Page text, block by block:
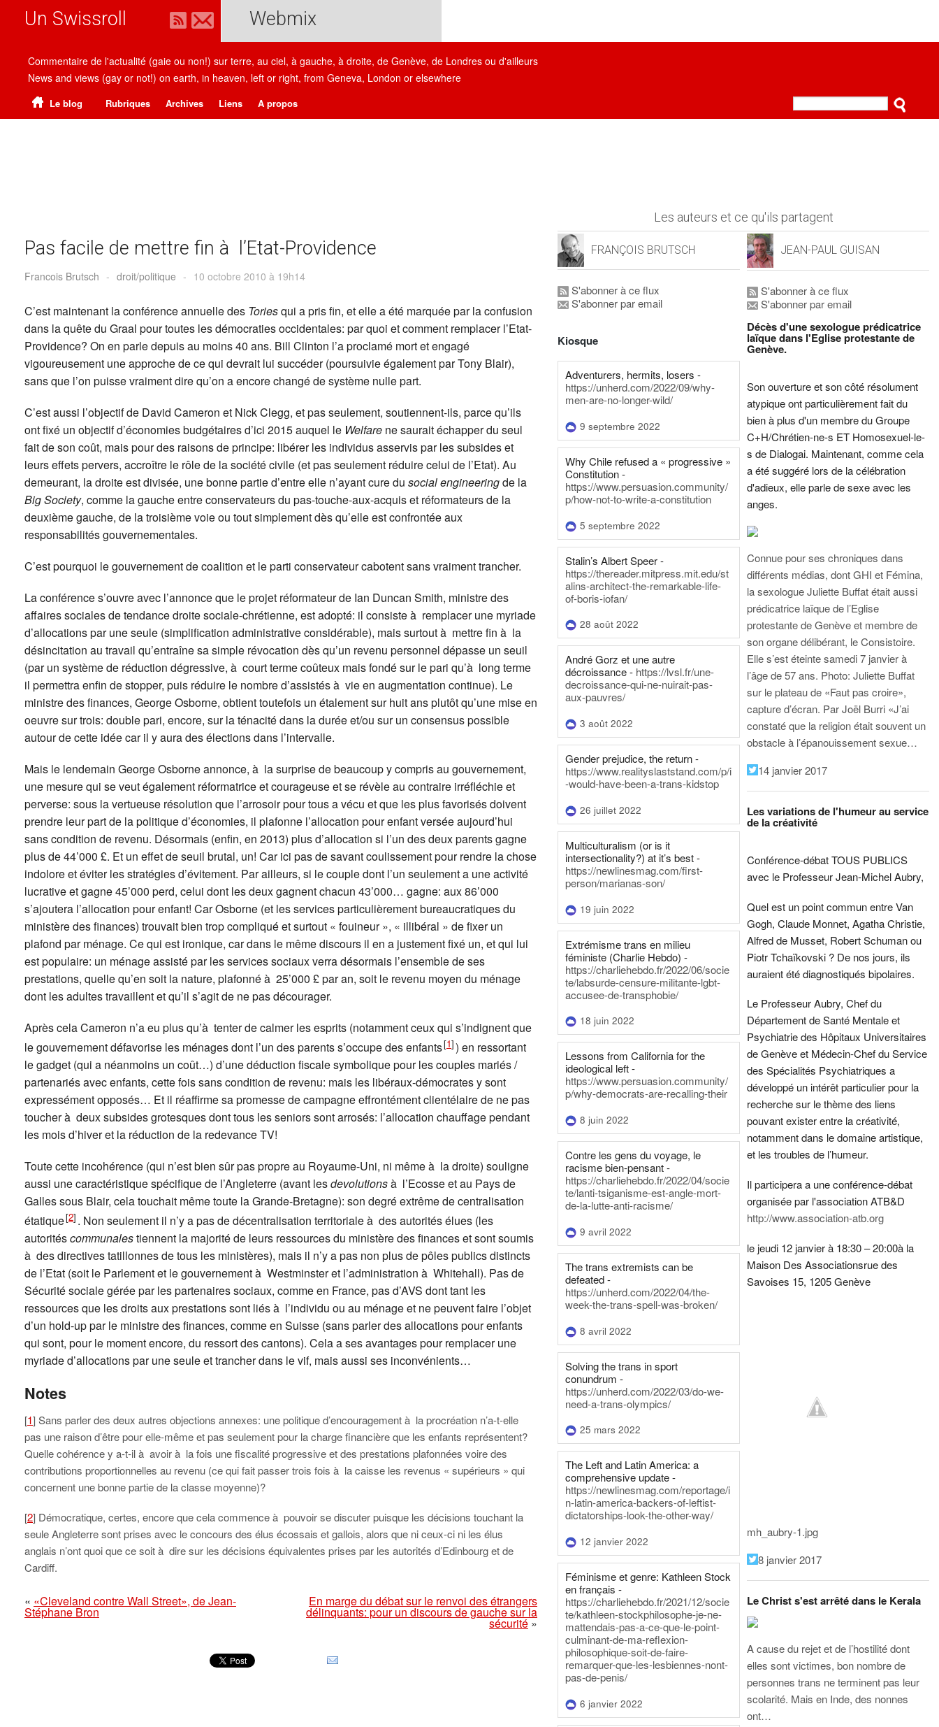
Un Swissroll Webmix
Commentaire de l'actualité (gaie ou non!) sur terre, au ciel, à gauche, à droite, de Genève, de Londres ou d'ailleurs
News and views (gay or not!) on earth, in heaven, left or right, from Geneva, London or elsewhere
Le blog Rubriques Archives Liens A propos
Pas facile de mettre fin à l’Etat-Providence
Francois Brutsch - droit/politique - 10 octobre 2010 à 19h14
C’est maintenant la conférence annuelle des Toriesqui a pris fin, et elle a été marquée par la confusion
dans la quête du Graal pour toutes les démocraties occidentales: par quoi et comment remplacer l’Etat-
Providence? On en parle depuis au moins 40 ans. Bill Clinton l’a proclamé mort et engagé
vigoureusement une approche de ce qui devrait lui succéder (poursuivie également par Tony Blair),
sans que l’on puisse vraiment dire qu’on a encore changé de système nulle part.
C’est aussi l’objectif de David Cameron et Nick Clegg, et pas seulement, soutiennent-ils, parce qu’ils
ont fixé un objectif d’économies budgétaires d’ici 2015 auquel le Welfare ne saurait échapper du seul
fait de son coût, mais pour des raisons de principe: libérer les individus asservis par les subsides et
leurs effets pervers, accroître le rôle de la société civile (et pas seulement réduire celui de l’Etat). Au
demeurant, la droite est divisée, une bonne partie d’entre elle n’ayant cure du social engineeringde la
Big Society, comme la gauche entre conservateurs du pas-touche-aux-acquis et réformateurs de la
deuxième gauche, de la troisième voie ou tout simplement dès qu’elle est confrontée aux
responsabilités gouvernementales.
C’est pourquoi le gouvernement de coalition et le parti conservateur cabotent sans vraiment trancher.
La conférence s’ouvre avec l’annonce que le projet réformateur de Ian Duncan Smith, ministre des
affaires sociales de tendance droite sociale-chrétienne, est adopté: il consiste à remplacer une myriade
d’allocations par une seule (simplification administrative considérable), mais surtout à mettre fin à la
désincitation au travail qu’entraîne sa simple révocation dès qu’un revenu personnel dépasse un seuil
(par un système de réduction dégressive, à court terme coûteux mais fondé sur le pari qu’à long terme
il permettra enfin de stopper, puis réduire le nombre d’assistés à vie en augmentation continue). Le
ministre des finances, George Osborne, obtient toutefois un étalement sur huit ans plutôt qu’une mise en
oeuvre sur trois: double pari, encore, sur la ténacité dans la durée et/ou sur un consensus possible
autour de cette idée car il y aura des élections dans l’intervalle.
Mais le lendemain George Osborne annonce, à la surprise de beaucoup y compris au gouvernement,
une mesure qui se veut également réformatrice et courageuse et se révèle au contraire irréfléchie et
perverse: sous la vertueuse résolution que l’arrosoir pour tous a vécu et que les plus favorisés doivent
prendre leur part de la politique d’économies, il plafonne l’allocation pour enfant versée aujourd’hui
sans condition de revenu. Désormais (enfin, en 2013) plus d’allocation si l’un des deux parents gagne
plus de 44’000 £. Et un effet de seuil brutal, un! Car ici pas de savant coulissement pour rendre la chose
indolore et éviter les stratégies d’évitement. Par ailleurs, si le couple dont l’un seulement a une activité
lucrative et gagne 45’000 perd, celui dont les deux gagnent chacun 43’000… gagne: aux 86’000
s’ajoutera l’allocation pour enfant! Car Osborne (et les services particulièrement bureaucratiques du
ministère des finances) trouvait bien trop compliqué et surtout « fouineur », « illibéral » de fixer un
plafond par ménage. Ce qui est ironique, car dans le même discours il en a justement fixé un, et qui lui
est populaire: un ménage assisté par les services sociaux verra désormais l’ensemble de ses
prestations, quelle qu’en soit la nature, plafonné à 25’000 £ par an, soit le revenu moyen du ménage
dont les adultes travaillent et qu’il s’agit de ne pas décourager.
Après cela Cameron n’a eu plus qu’à tenter de calmer les esprits (notamment ceux qui s’indignent que
le gouvernement défavorise les ménages dont l’un des parents s’occupe des enfants[1]) en ressortant
le gadget (qui a néanmoins un coût…) d’une déduction fiscale symbolique pour les couples mariés /
partenariés avec enfants, cette fois sans condition de revenu: mais les libéraux-démocrates y sont
expressément opposés… Et il réaffirme sa promesse de campagne effrontément clientélaire de ne pas
toucher à deux subsides grotesques dont tous les seniors sont arrosés: l’allocation chauffage pendant
les mois d’hiver et la réduction de la redevance TV!
Toute cette incohérence (qui n’est bien sûr pas propre au Royaume-Uni, ni même à la droite) souligne
aussi une caractéristique spécifique de l’Angleterre (avant lesdevolutionsà l’Ecosse et au Pays de
Galles sous Blair, cela touchait même toute la Grande-Bretagne): son degré extrême de centralisation
étatique[2] . Non seulement il n’y a pas de décentralisation territoriale à des autorités élues (les
autoritéscommunalestiennent la majorité de leurs ressources du ministère des finances et sont soumis
à des directives tatillonnes de tous les ministères), mais il n’y a pas non plus de pôles publics distincts
de l’Etat (soit le Parlement et le gouvernement à Westminster et l’administration à Whitehall). Pas de
Sécurité sociale gérée par les partenaires sociaux, comme en France, pas d’AVS dont tant les
ressources que les droits aux prestations sont liés à l’individu ou au ménage et ne peuvent faire l’objet
d’un hold-up par le ministre des finances, comme en Suisse (sans parler des allocations pour enfants
qui sont, pour le moment encore, du ressort des cantons). Cela a ses avantages pour remplacer une
myriade d’allocations par une seule et trancher dans le vif, mais aussi ses inconvénients…
Notes
[1] Sans parler des deux autres objections annexes: une politique d’encouragement à la procréation n’a-t-elle
pas une raison d’être pour elle-même et pas seulement pour la charge financière que les enfants représentent?
Quelle cohérence y a-t-il à avoir à la fois une fiscalité progressive et des prestations plafonnées voire des
contributions proportionnelles au revenu (ce qui fait passer trois fois à la caisse les revenus « supérieurs » qui
concernent une bonne partie de la classe moyenne)?
[2] Démocratique, certes, encore que cela commence à pouvoir se discuter puisque les décisions touchant la
seule Angleterre sont prises avec le concours des élus écossais et gallois, alors que ni ceux-ci ni les élus
anglais n’ont quoi que ce soit à dire sur les décisions équivalentes prises par les autorités d’Edinbourg et de
Cardiff.
« «Cleveland contre Wall Street», de Jean-
Stéphane Bron
En marge du débat sur le renvoi des étrangers
délinquants: pour un discours de gauche sur la
sécurité»
Les auteurs et ce qu'ils partagent
FRANÇOIS BRUTSCH
S'abonner à ce flux
S'abonner par email
Kiosque
Adventurers, hermits, losers -
https://unherd.com/2022/09/why-
men-are-no-longer-wild/
9 septembre 2022
Why Chile refused a « progressive »
Constitution -
https://www.persuasion.community/
p/how-not-to-write-a-constitution
5 septembre 2022
Stalin’s Albert Speer -
https://thereader.mitpress.mit.edu/st
alins-architect-the-remarkable-life-
of-boris-iofan/
28 août 2022
André Gorz et une autre
décroissance - https://lvsl.fr/une-
decroissance-qui-ne-nuirait-pas-
aux-pauvres/
3 août 2022
Gender prejudice, the return -
https://www.realityslaststand.com/p/i
-would-have-been-a-trans-kidstop
26 juillet 2022
Multiculturalism (or is it
intersectionality?) at it’s best -
https://newlinesmag.com/first-
person/marianas-son/
19 juin 2022
Extrémisme trans en milieu
féministe (Charlie Hebdo) -
https://charliehebdo.fr/2022/06/socie
te/labsurde-censure-militante-lgbt-
accusee-de-transphobie/
18 juin 2022
Lessons from California for the
ideological left -
https://www.persuasion.community/
p/why-democrats-are-recalling-their
8 juin 2022
Contre les gens du voyage, le
racisme bien-pensant -
https://charliehebdo.fr/2022/04/socie
te/lanti-tsiganisme-est-angle-mort-
de-la-lutte-anti-racisme/
9 avril 2022
The trans extremists can be
defeated -
https://unherd.com/2022/04/the-
week-the-trans-spell-was-broken/
8 avril 2022
Solving the trans in sport
conundrum -
https://unherd.com/2022/03/do-we-
need-a-trans-olympics/
25 mars 2022
The Left and Latin America: a
comprehensive update -
https://newlinesmag.com/reportage/i
n-latin-america-backers-of-leftist-
dictatorships-look-the-other-way/
12 janvier 2022
Féminisme et genre: Kathleen Stock
en français -
https://charliehebdo.fr/2021/12/socie
te/kathleen-stockphilosophe-je-ne-
mattendais-pas-a-ce-que-le-point-
culminant-de-ma-reflexion-
philosophique-soit-de-faire-
remarquer-que-les-lesbiennes-nont-
pas-de-penis/
6 janvier 2022
JEAN-PAUL GUISAN
S'abonner à ce flux
S'abonner par email
Décès d'une sexologue prédicatrice
laïque dans l'Eglise protestante de
Genève.
Son ouverture et son côté résolument
atypique ont particulièrement fait du
bien à plus d'un membre du Groupe
C+H/Chrétien-ne-s ET Homosexuel-le-
s de Dialogai. Maintenant, comme cela
a été suggéré lors de la célébration
d'adieux, elle parle de sexe avec les
anges.
Connue pour ses chroniques dans
différents médias, dont GHI et Fémina,
la sexologue Juliette Buffat était aussi
prédicatrice laïque de l’Eglise
protestante de Genève et membre de
son organe délibérant, le Consistoire.
Elle s’est éteinte samedi 7 janvier à
l’âge de 57 ans. Photo: Juliette Buffat
sur le plateau de «Faut pas croire»,
capture d’écran. Par Joël Burri «J’ai
constaté que la religion était souvent un
obstacle à l’épanouissement sexue…
14 janvier 2017
Les variations de l'humeur au service
de la créativité
Conférence-débat TOUS PUBLICS
avec le Professeur Jean-Michel Aubry,
Quel est un point commun entre Van
Gogh, Claude Monnet, Agatha Christie,
Alfred de Musset, Robert Schuman ou
Piotr Tchaïkovski ? De nos jours, ils
auraient été diagnostiqués bipolaires.
Le Professeur Aubry, Chef du
Département de Santé Mentale et
Psychiatrie des Hôpitaux Universitaires
de Genève et Médecin-Chef du Service
des Spécialités Psychiatriques a
développé un intérêt particulier pour la
recherche sur le thème des liens
pouvant exister entre la créativité,
notamment dans le domaine artistique,
et les troubles de l’humeur.
Il participera a une conférence-débat
organisée par l'association ATB&D
http://www.association-atb.org
le jeudi 12 janvier à 18:30 – 20:00à la
Maison Des Associationsrue des
Savoises 15, 1205 Genève
mh_aubry-1.jpg
8 janvier 2017
Le Christ s'est arrêté dans le Kerala
A cause du rejet et de l’hostilité dont
elles sont victimes, bon nombre de
personnes trans ne terminent pas leur
scolarité. Mais en Inde, des nonnes
ont…